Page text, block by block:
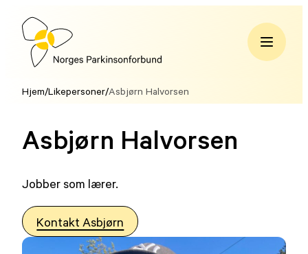
Hopp
innholdNorges
Hjem/Likepersoner/Asbjørn Halvorsen
Asbjørn Halvorsen
Jobber som lærer.
Kontakt Asbjørn